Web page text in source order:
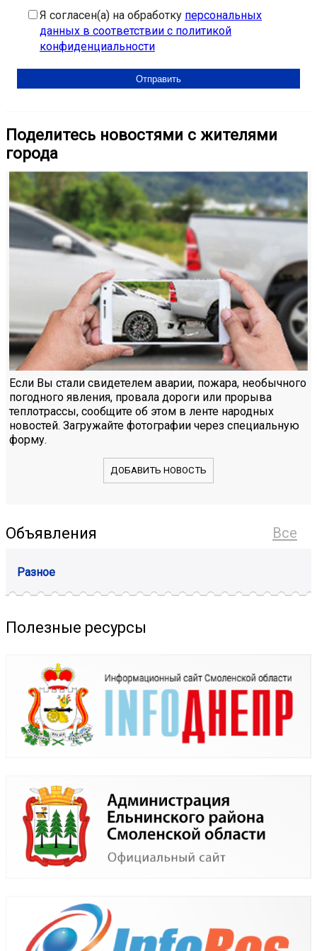
Я согласен(а) на обработку персональных
данных в соответствии с политикой
конфиденциальности
Поделитесь новостями с жителями
города
Если Вы стали свидетелем аварии, пожара, необычного
погодного явления, провала дороги или прорыва
теплотрассы, сообщите об этом в ленте народных
новостей. Загружайте фотографии через специальную
форму.
ДОБАВИТЬ НОВОСТЬ
Все
Объявления
Разное
Полезные ресурсы